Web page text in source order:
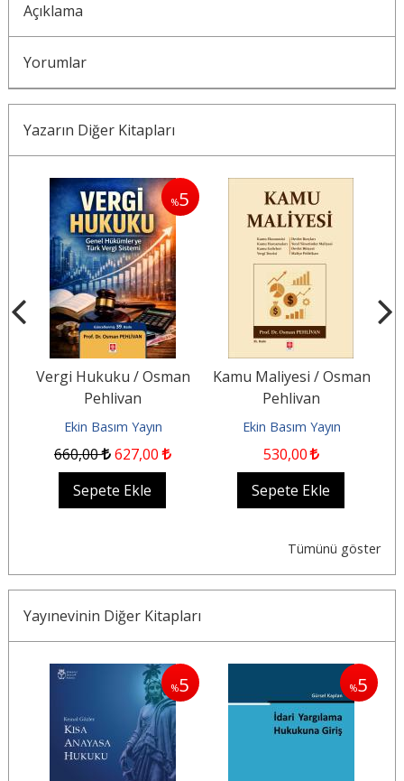
Açıklama
Yorumlar
Yazarın Diğer Kitapları
%5
Vergi Hukuku / Osman
Pehlivan
Ekin Basım Yayın
660,00 627,00
Sepete Ekle
Kamu Maliyesi / Osman
Pehlivan
Ekin Basım Yayın
530,00
Sepete Ekle
Tümünü göster
Yayınevinin Diğer Kitapları
%5 %5